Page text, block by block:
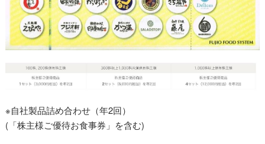
※自社製品詰め合わせ（年2回）
(「株主様ご優待お食事券」を含む)